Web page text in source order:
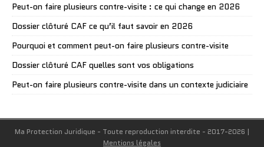
Peut-on faire plusieurs contre-visite : ce qui change en 2026
Dossier clôturé CAF ce qu’il faut savoir en 2026
Pourquoi et comment peut-on faire plusieurs contre-visite
Dossier clôturé CAF quelles sont vos obligations
Peut-on faire plusieurs contre-visite dans un contexte judiciaire
Ma Protection Juridique - Toute reproduction interdite - 2017-2026 |
Mentions légales